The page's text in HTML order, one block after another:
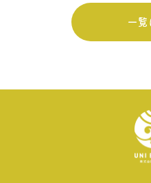
一覧